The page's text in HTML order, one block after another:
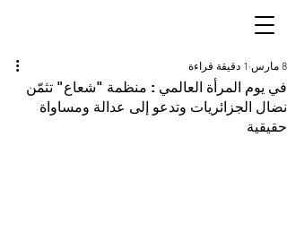
في يوم المرأة العالمي : منظمة "شعاع" تثمّن
نضال الجزائريات وتدعو إلى عدالة ومساواة
حقيقية
8 مارس 1 دقيقة قراءة